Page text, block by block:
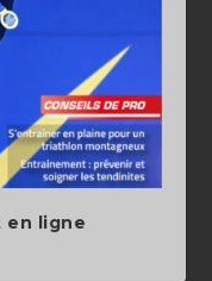
en ligne